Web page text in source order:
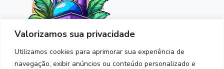
Valorizamos sua privacidade
Utilizamos cookies para aprimorar sua experiência de
navegação, exibir anúncios ou conteúdo personalizado e